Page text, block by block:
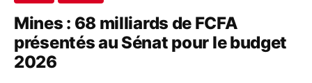
Mines : 68 milliards de FCFA
présentés au Sénat pour le budget
2026